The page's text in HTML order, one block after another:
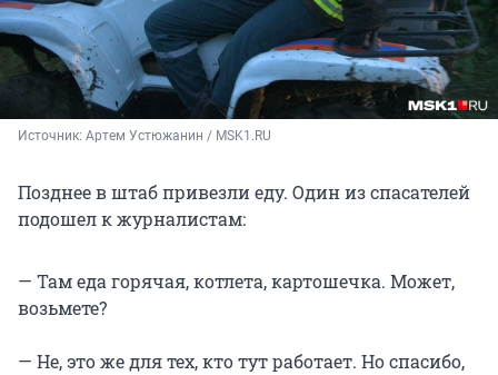
Источник: Артем Устюжанин / MSK1.RU
Позднее в штаб привезли еду. Один из спасателей
подошел к журналистам:
— Там еда горячая, котлета, картошечка. Может,
возьмете?
— Не, это же для тех, кто тут работает. Но спасибо,